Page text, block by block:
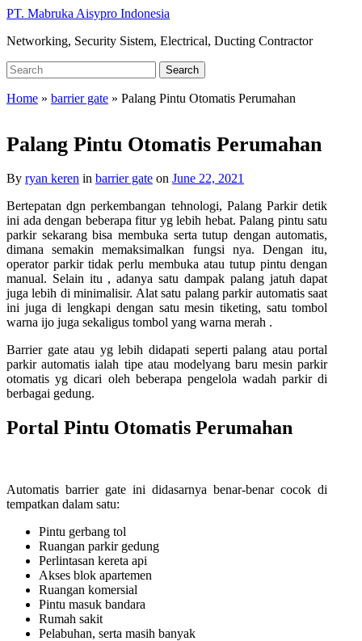
Skip
main
PT. Mabruka Aisypro Indonesia
Networking, Security Sistem, Electrical, Ducting Contractor
Search
for:
Search
Home » barrier gate » Palang Pintu Otomatis Perumahan
Palang Pintu Otomatis Perumahan
By ryan keren in barrier gate on June 22, 2021
Bertepatan dgn perkembangan tehnologi, Palang Parkir detik
ini ada dengan beberapa fitur yg lebih hebat. Palang pintu satu
parkir sekarang bisa membuka serta tutup dengan automatis,
dimana semakin memaksimalkan fungsi nya. Dengan itu,
operator parkir tidak perlu membuka atau tutup pintu dengan
manual. Selain itu , adanya satu dampak palang jatuh dapat
juga lebih di minimalisir. Alat satu palang parkir automatis saat
ini juga di lengkapi dengan satu mesin tiketing, satu tombol
warna ijo juga sekaligus tombol yang warna merah .
Barrier gate atau yg lebih didapati seperti palang atau portal
parkir automatis ialah tipe atau modelyang baru mesin parkir
otomatis yg dicari oleh beberapa pengelola wadah parkir di
berbagai gedung.
Portal Pintu Otomatis Perumahan
Automatis barrier gate ini didasarnya benar-benar cocok di
tempatkan dalam satu:
Pintu gerbang tol
Ruangan parkir gedung
Perlintasan kereta api
Akses blok apartemen
Ruangan komersial
Pintu masuk bandara
Rumah sakit
Pelabuhan, serta masih banyak